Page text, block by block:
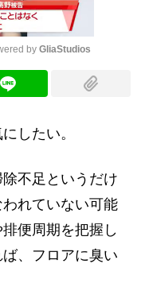
by GliaStudios
したい。
除不足というだけ
れていない可能
便周期を把握し
、フロアに臭い